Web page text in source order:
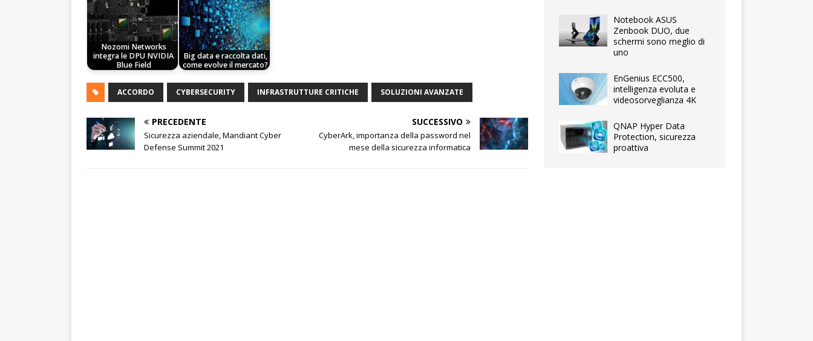
Nozomi Networks
integra le DPU NVIDIA
Blue Field
Big data e raccolta dati,
come evolve il mercato?
ACCORDO CYBERSECURITY INFRASTRUTTURE CRITICHE SOLUZIONI AVANZATE
PRECEDENTE
Sicurezza aziendale, Mandiant Cyber
Defense Summit 2021
SUCCESSIVO
CyberArk, importanza della password nel
mese della sicurezza informatica
Notebook ASUS
Zenbook DUO, due
schermi sono meglio di
uno
EnGenius ECC500,
intelligenza evoluta e
videosorveglianza 4K
QNAP Hyper Data
Protection, sicurezza
proattiva